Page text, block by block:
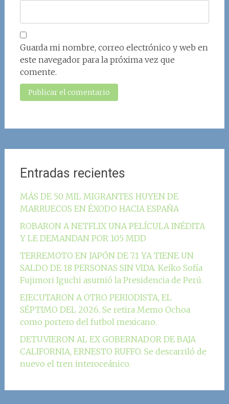
Guarda mi nombre, correo electrónico y web en
este navegador para la próxima vez que
comente.
Entradas recientes
MÁS DE 50 MIL MIGRANTES HUYEN DE
MARRUECOS EN ÉXODO HACIA ESPAÑA
ROBARON A NETFLIX UNA PELÍCULA INÉDITA
Y LE DEMANDAN POR 105 MDD
TERREMOTO EN JAPÓN DE 7.1 YA TIENE UN
SALDO DE 18 PERSONAS SIN VIDA. Keiko Sofía
Fujimori Iguchi asumió la Presidencia de Perú.
EJECUTARON A OTRO PERIODISTA, EL
SÉPTIMO DEL 2026. Se retira Memo Ochoa
como portero del futbol mexicano.
DETUVIERON AL EX GOBERNADOR DE BAJA
CALIFORNIA, ERNESTO RUFFO. Se descarriló de
nuevo el tren interoceánico.